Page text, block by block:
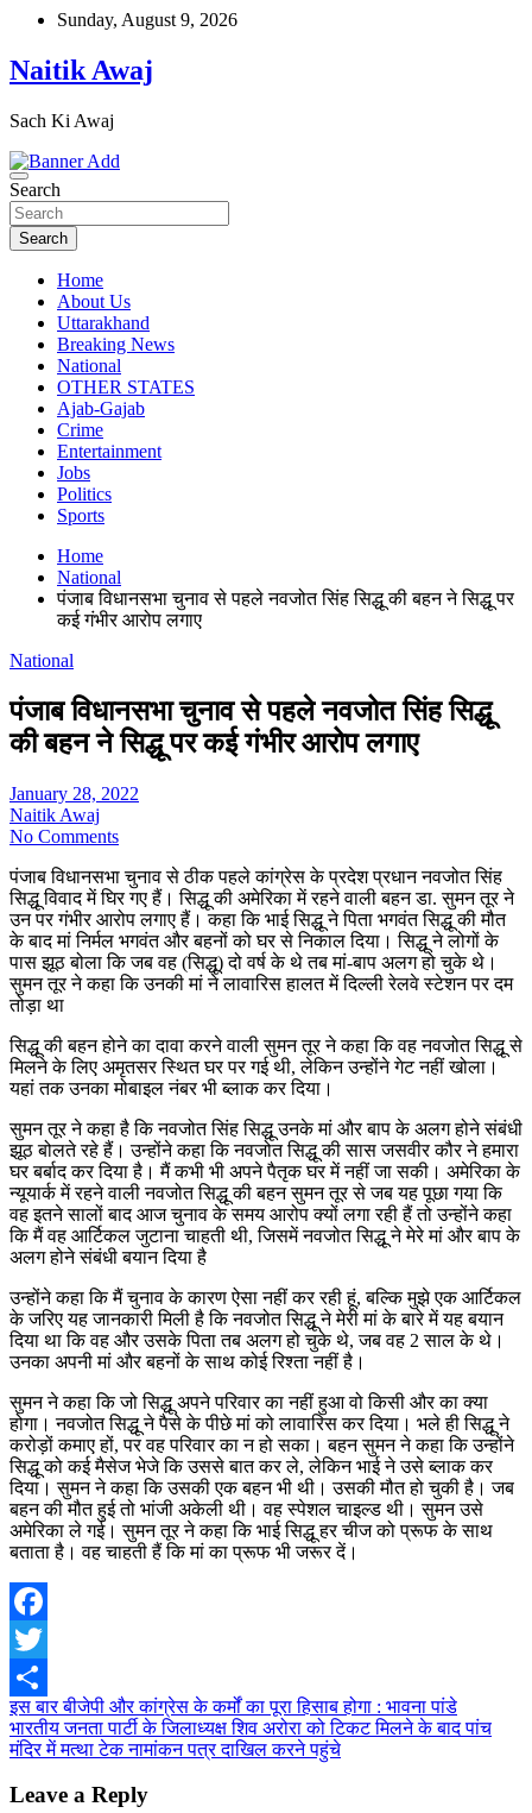
Skip
content
Sunday, August 9, 2026
Naitik Awaj
Sach Ki Awaj
Search
Search
Home
About Us
Uttarakhand
Breaking News
National
OTHER STATES
Ajab-Gajab
Crime
Entertainment
Jobs
Politics
Sports
Home
National
पंजाब विधानसभा चुनाव से पहले नवजोत सिंह सिद्धू की बहन ने सिद्धू पर
कई गंभीर आरोप लगाए
National
पंजाब विधानसभा चुनाव से पहले नवजोत सिंह सिद्धू
की बहन ने सिद्धू पर कई गंभीर आरोप लगाए
January 28, 2022
Naitik Awaj
No Comments
पंजाब विधानसभा चुनाव से ठीक पहले कांग्रेस के प्रदेश प्रधान नवजोत सिंह
सिद्धू विवाद में घिर गए हैं। सिद्धू की अमेरिका में रहने वाली बहन डा. सुमन तूर ने
उन पर गंभीर आरोप लगाए हैं। कहा कि भाई सिद्धू ने पिता भगवंत सिद्धू की मौत
के बाद मां निर्मल भगवंत और बहनों को घर से निकाल दिया। सिद्धू ने लोगों के
पास झूठ बोला कि जब वह (सिद्धू) दो वर्ष के थे तब मां-बाप अलग हो चुके थे।
सुमन तूर ने कहा कि उनकी मां ने लावारिस हालत में दिल्ली रेलवे स्टेशन पर दम
तोड़ा था
सिद्धू की बहन होने का दावा करने वाली सुमन तूर ने कहा कि वह नवजोत सिद्धू से
मिलने के लिए अमृतसर स्थित घर पर गई थी, लेकिन उन्होंने गेट नहीं खोला।
यहां तक उनका मोबाइल नंबर भी ब्लाक कर दिया।
सुमन तूर ने कहा है कि नवजोत सिंह सिद्धू उनके मां और बाप के अलग होने संबंधी
झूठ बोलते रहे हैं। उन्होंने कहा कि नवजोत सिद्धू की सास जसवीर कौर ने हमारा
घर बर्बाद कर दिया है। मैं कभी भी अपने पैतृक घर में नहीं जा सकी। अमेरिका के
न्यूयार्क में रहने वाली नवजोत सिद्धू की बहन सुमन तूर से जब यह पूछा गया कि
वह इतने सालों बाद आज चुनाव के समय आरोप क्यों लगा रही हैं तो उन्होंने कहा
कि मैं वह आर्टिकल जुटाना चाहती थी, जिसमें नवजोत सिद्धू ने मेरे मां और बाप के
अलग होने संबंधी बयान दिया है
उन्होंने कहा कि मैं चुनाव के कारण ऐसा नहीं कर रही हूं, बल्कि मुझे एक आर्टिकल
के जरिए यह जानकारी मिली है कि नवजोत सिद्धू ने मेरी मां के बारे में यह बयान
दिया था कि वह और उसके पिता तब अलग हो चुके थे, जब वह 2 साल के थे।
उनका अपनी मां और बहनों के साथ कोई रिश्ता नहीं है।
सुमन ने कहा कि जो सिद्धू अपने परिवार का नहीं हुआ वो किसी और का क्या
होगा। नवजोत सिद्धू ने पैसे के पीछे मां को लावारिस कर दिया। भले ही सिद्धू ने
करोड़ों कमाए हों, पर वह परिवार का न हो सका। बहन सुमन ने कहा कि उन्होंने
सिद्धू को कई मैसेज भेजे कि उससे बात कर ले, लेकिन भाई ने उसे ब्लाक कर
दिया। सुमन ने कहा कि उसकी एक बहन भी थी। उसकी मौत हो चुकी है। जब
बहन की मौत हुई तो भांजी अकेली थी। वह स्पेशल चाइल्ड थी। सुमन उसे
अमेरिका ले गई। सुमन तूर ने कहा कि भाई सिद्धू हर चीज को प्रूफ के साथ
बताता है। वह चाहती हैं कि मां का प्रूफ भी जरूर दें।
Facebook
Twitter
Share
Post
navigation
इस बार बीजेपी और कांग्रेस के कर्मों का पूरा हिसाब होगा : भावना पांडे
भारतीय जनता पार्टी के जिलाध्यक्ष शिव अरोरा को टिकट मिलने के बाद पांच
मंदिर में मत्था टेक नामांकन पत्र दाखिल करने पहुंचे
Leave a Reply